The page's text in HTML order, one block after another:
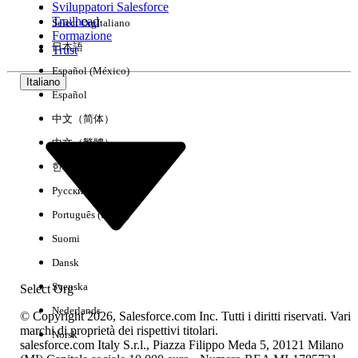
Esperienza
Nessun risultato
Sviluppatori Salesforce
Trailhead
Formazione
Trust
Italiano
Select Org
Select OrgItaliano
日本語
Español (México)
Español
中文（简体）
中文（繁體）
한국어
Русский
Português (Brasil)
Suomi
Dansk
Svenska
Nederlands
Norsk
© Copyright 2026, Salesforce.com Inc. Tutti i diritti riservati. Vari
marchi di proprietà dei rispettivi titolari.
salesforce.com Italy S.r.l., Piazza Filippo Meda 5, 20121 Milano